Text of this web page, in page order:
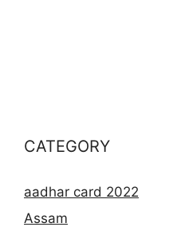
CATEGORY
aadhar card 2022
Assam